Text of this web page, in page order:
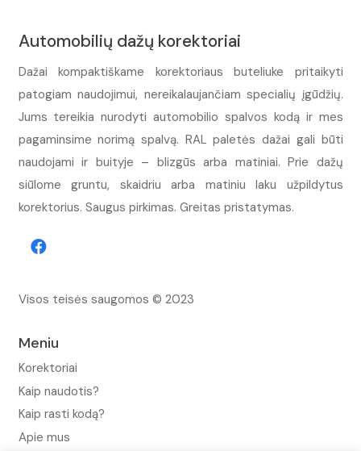
Automobilių dažų korektoriai
Dažai kompaktiškame korektoriaus buteliuke pritaikyti
patogiam naudojimui, nereikalaujančiam specialių įgūdžių.
Jums tereikia nurodyti automobilio spalvos kodą ir mes
pagaminsime norimą spalvą. RAL paletės dažai gali būti
naudojami ir buityje – blizgūs arba matiniai. Prie dažų
siūlome gruntu, skaidriu arba matiniu laku užpildytus
korektorius. Saugus pirkimas. Greitas pristatymas.
Visos teisės saugomos © 2023
Meniu
Korektoriai
Kaip naudotis?
Kaip rasti kodą?
Apie mus